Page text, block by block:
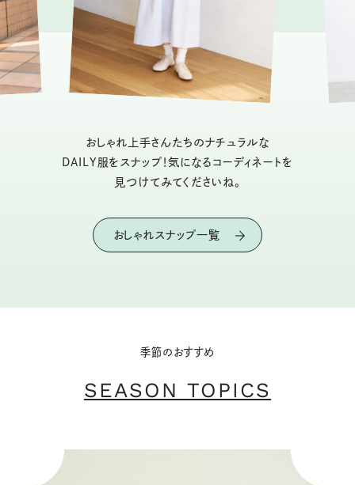
おしゃれ上手さんたちのナチュラルな
DAILY服をスナップ！気になるコーディネートを
見つけてみてくださいね。
おしゃれスナップ一覧
季節のおすすめ
SEASON TOPICS